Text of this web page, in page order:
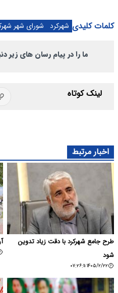
کلمات کلیدی شهرکرد شورای شهر
ما را در پیام رسان های زیر
لینک کوتاه
اخبار مرتبط
طرح جامع شهرکرد با دقت زیاد تدوین
شود
۱۴۰۵/۲/۲۲ ۰۷:۲۶:۱۱